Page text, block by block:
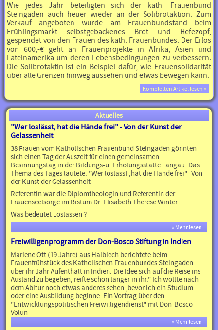
Wie jedes Jahr beteiligten sich der kath. Frauenbund
Steingaden auch heuer wieder an der Solibrotaktion. Zum
Verkauf angeboten wurde am Frauenbundstand beim
Frühlingsmarkt selbstgebackenes Brot und Hefezopf,
gespendet von den Frauen des kath. Frauenbundes. Der Erlös
von 600,-€ geht an Frauenprojekte in Afrika, Asien und
Lateinamerika um deren Lebensbedingungen zu verbessern.
Die Solibrotaktin ist ein Beispiel dafür, wie Frauensolidarität
über alle Grenzen hinweg aussehen und etwas bewegen kann.
Kompletten Artikel lesen »
Aktuelles
"Wer loslässt, hat die Hände frei" - Von der Kunst der
Gelassenheit
38 Frauen vom Katholischen Frauenbund Steingaden gönnten
sich einen Tag der Auszeit für einen gemeinsamen
Besinnungstag in der Bildungs-u. Erholungsstätte Langau. Das
Thema des Tages lautete: "Wer loslässt ,hat die Hände frei"- Von
der Kunst der Gelassenheit
Referentin war die Diplomtheologin und Referentin der
Frauenseelsorge im Bistum Dr. Elisabeth Therese Winter.
Was bedeutet Loslassen ?
» Mehr lesen
Freiwilligenprogramm der Don-Bosco Stiftung in Indien
Marlene Ott (19 Jahre) aus Halblech berichtete beim
Frauenfrühstück des Katholischen Frauenbundes Steingaden
über ihr Jahr Aufenthalt in Indien. Die Idee sich auf die Reise ins
Ausland zu begeben, reifte schon länger in ihr." Ich wollte nach
dem Abitur noch etwas anderes sehen ,bevor ich ein Studium
oder eine Ausbildung beginne. Ein Vortrag über den
"Entwicklungspolitischen Freiwilligendienst" mit Don-Bosco
Volun
» Mehr lesen